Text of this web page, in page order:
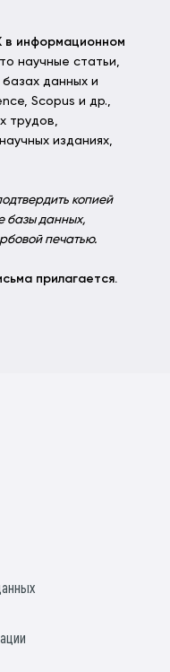
в информационном
научные статьи,
данных и
Scopus и др.,
трудов,
изданиях,
копией
базы данных,
печатью.
прилагается.